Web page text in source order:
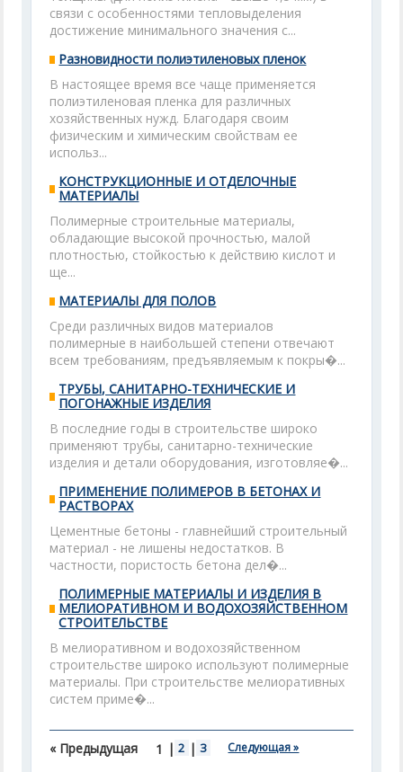
связи с особенностями тепловыделения
достижение минимального значения с...
Разновидности полиэтиленовых пленок
В настоящее время все чаще применяется
полиэтиленовая пленка для различных
хозяйственных нужд. Благодаря своим
физическим и химическим свойствам ее
использ...
КОНСТРУКЦИОННЫЕ И ОТДЕЛОЧНЫЕ
МАТЕРИАЛЫ
Полимерные строительные материалы,
обладающие высокой прочностью, малой
плотностью, стойкостью к действию кислот и
ще...
МАТЕРИАЛЫ ДЛЯ ПОЛОВ
Среди различных видов материалов
полимерные в наибольшей степени отвечают
всем требованиям, предъявляемым к покры�...
ТРУБЫ, САНИТАРНО-ТЕХНИЧЕСКИЕ И
ПОГОНАЖНЫЕ ИЗДЕЛИЯ
В последние годы в строительстве широко
применяют трубы, санитарно-технические
изделия и детали оборудования, изготовляе�...
ПРИМЕНЕНИЕ ПОЛИМЕРОВ В БЕТОНАХ И
РАСТВОРАХ
Цементные бетоны - главнейший строительный
материал - не лишены недостатков. В
частности, пористость бетона дел�...
ПОЛИМЕРНЫЕ МАТЕРИАЛЫ И ИЗДЕЛИЯ В
МЕЛИОРАТИВНОМ И ВОДОХОЗЯЙСТВЕННОМ
СТРОИТЕЛЬСТВЕ
В мелиоративном и водохозяйственном
строительстве широко используют полимерные
материалы. При строительстве мелиоративных
систем приме�...
« Предыдущая 1 | 2 | 3 Следующая »